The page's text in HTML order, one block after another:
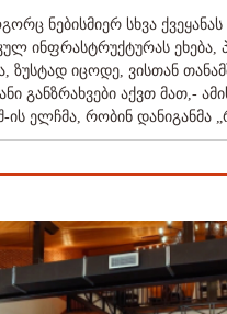
ნებისმიერ სხვა ქვეყანას
ინფრასტრუქტურას ეხება,
ზუსტად იცოდე, ვისთან
განზრახვები აქვთ მათ,-
ის ელჩმა, რობინ დანიგანმა